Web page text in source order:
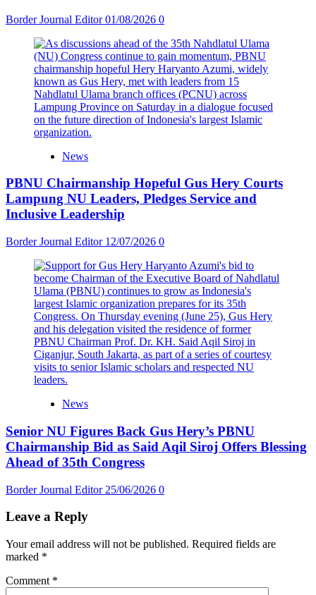
Border Journal Editor01/08/2026 0
News
PBNU Chairmanship Hopeful Gus Hery Courts
Lampung NU Leaders, Pledges Service and
Inclusive Leadership
Border Journal Editor 12/07/2026 0
News
Senior NU Figures Back Gus Hery’s PBNU
Chairmanship Bid as Said Aqil Siroj Offers Blessing
Ahead of 35th Congress
Border Journal Editor 25/06/2026 0
Leave a Reply
Your email address will not be published. Required fields are
marked *
Comment *